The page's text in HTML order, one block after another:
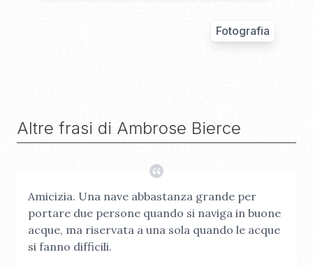
Fotografia
Altre frasi di Ambrose Bierce
Amicizia. Una nave abbastanza grande per
portare due persone quando si naviga in buone
acque, ma riservata a una sola quando le acque
si fanno difficili.